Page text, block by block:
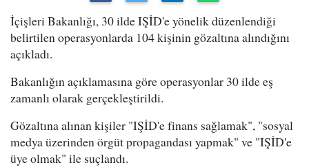
İçişleri Bakanlığı, 30 ilde IŞİD'e yönelik düzenlendiği
belirtilen operasyonlarda 104 kişinin gözaltına alındığını
açıkladı.
Bakanlığın açıklamasına göre operasyonlar 30 ilde eş
zamanlı olarak gerçekleştirildi.
Gözaltına alınan kişiler "IŞİD'e finans sağlamak", "sosyal
medya üzerinden örgüt propagandası yapmak" ve "IŞİD'e
üye olmak" ile suçlandı.